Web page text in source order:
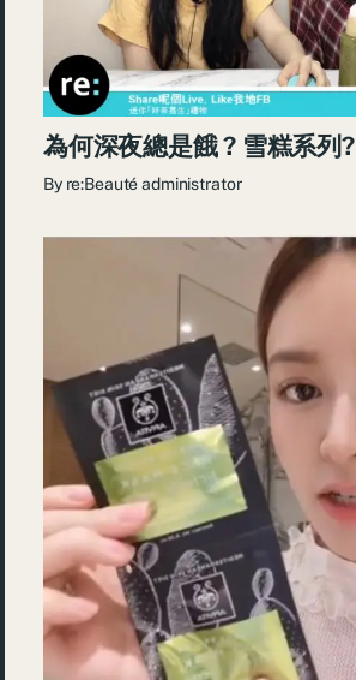
為何深夜總是餓 ? 雪糕系列?
By re:Beauté administrator